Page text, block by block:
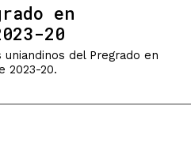
en
20
del Pregrado en
2023-20.